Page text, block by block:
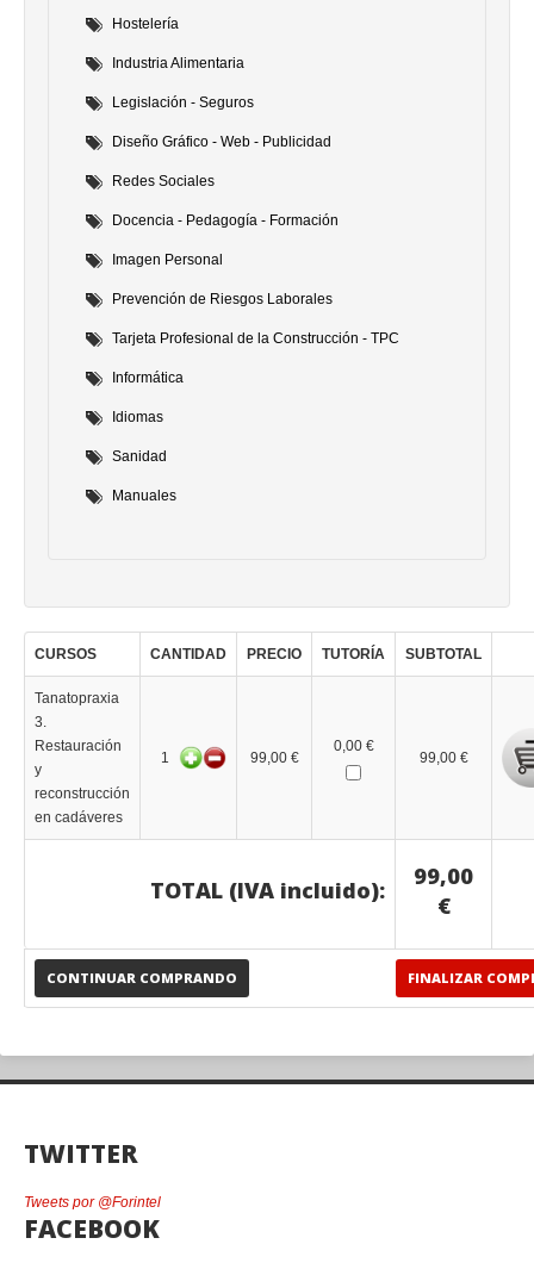
Hostelería
Industria Alimentaria
Legislación - Seguros
Diseño Gráfico - Web - Publicidad
Redes Sociales
Docencia - Pedagogía - Formación
Imagen Personal
Prevención de Riesgos Laborales
Tarjeta Profesional de la Construcción - TPC
Informática
Idiomas
Sanidad
Manuales
CURSOS CANTIDAD PRECIO TUTORÍA SUBTOTAL
CONTINUAR COMPRANDO FINALIZAR
Tanatopraxia
3.
Restauración
y
reconstrucción
en cadáveres
1 99,00 €
0,00 €
99,00 €
TOTAL (IVA incluido):
99,00
€
TWITTER
Tweets por @Forintel
FACEBOOK